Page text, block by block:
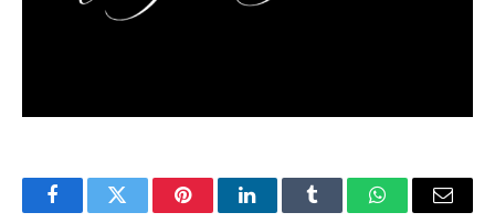
FacebookTwitter PinterestLinkedInTumblr WhatsAppEmail